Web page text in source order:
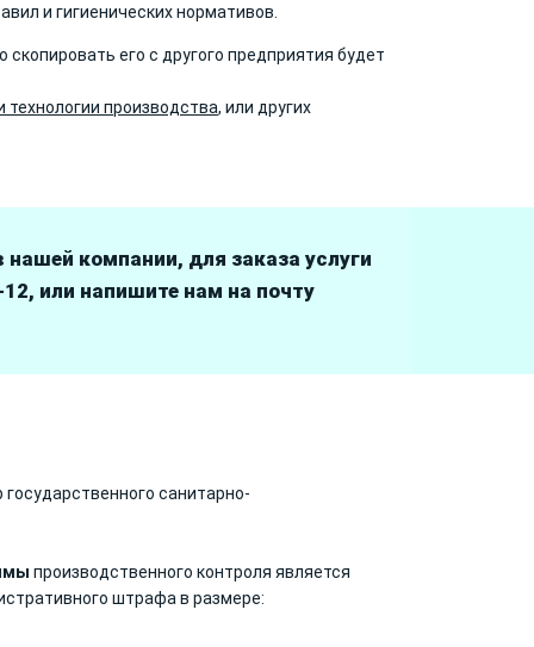
и гигиенических нормативов.
его с другого предприятия будет
технологии производства, или других
компании, для заказа услуги
или напишите нам на почту
санитарно-
производственного контроля является
штрафа в размере: